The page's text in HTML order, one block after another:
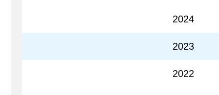
2024
2023
2022